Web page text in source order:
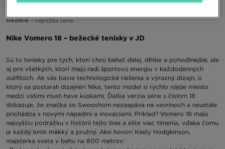
114,00 € – najnižšia cena
Nike Vomero 18 – bežecké tenisky v JD
Sú to tenisky pre tých, ktorí chcú behať ďalej, dlhšie a pohodlnejšie, ale
aj pre všetkých, ktorí majú radi športovú energiu v každodenných
outfitoch. Ak vás bavia technologické riešenia a výrazný dizajn, o
ktorý sa postarali dizajnéri Nike, tento model si rýchlo nájde miesto
medzi vašimi must-have kúskami. Ďalšia verzia série s číslom 18
dokazuje, že značka so Swooshom nezaspáva na vavrínoch a neustále
prichádza s novými nápadmi a inováciami. Príklad? Vomero 18 majú
najvyššiu podrážku v histórii tejto línie a ešte viac tlmenia, vďaka čomu
je každý krok mäkký a pružný. Ako hovorí Keely Hodgkinson,
majsterka sveta v behu na 800 metrov: